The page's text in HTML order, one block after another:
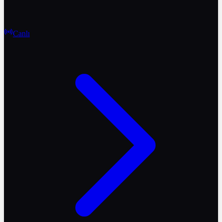
Canlı